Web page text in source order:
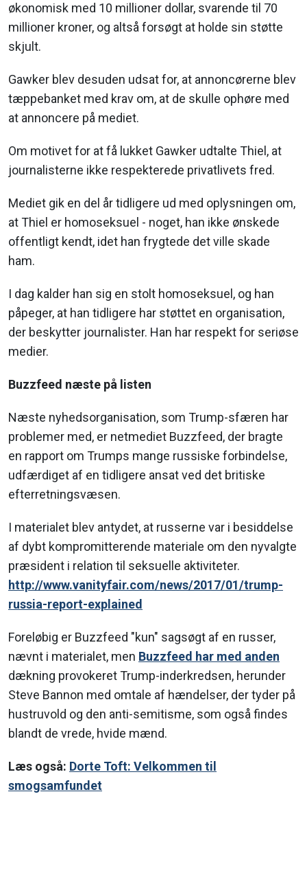
økonomisk med 10 millioner dollar, svarende til 70
millioner kroner, og altså forsøgt at holde sin støtte
skjult.
Gawker blev desuden udsat for, at annoncørerne blev
tæppebanket med krav om, at de skulle ophøre med
at annoncere på mediet.
Om motivet for at få lukket Gawker udtalte Thiel, at
journalisterne ikke respekterede privatlivets fred.
Mediet gik en del år tidligere ud med oplysningen om,
at Thiel er homoseksuel - noget, han ikke ønskede
offentligt kendt, idet han frygtede det ville skade
ham.
I dag kalder han sig en stolt homoseksuel, og han
påpeger, at han tidligere har støttet en organisation,
der beskytter journalister. Han har respekt for seriøse
medier.
Buzzfeed næste på listen
Næste nyhedsorganisation, som Trump-sfæren har
problemer med, er netmediet Buzzfeed, der bragte
en rapport om Trumps mange russiske forbindelse,
udfærdiget af en tidligere ansat ved det britiske
efterretningsvæsen.
I materialet blev antydet, at russerne var i besiddelse
af dybt kompromitterende materiale om den nyvalgte
præsident i relation til seksuelle aktiviteter.
http://www.vanityfair.com/news/2017/01/trump-
russia-report-explained
Foreløbig er Buzzfeed "kun" sagsøgt af en russer,
nævnt i materialet, men Buzzfeed har med anden
dækning provokeret Trump-inderkredsen, herunder
Steve Bannon med omtale af hændelser, der tyder på
hustruvold og den anti-semitisme, som også findes
blandt de vrede, hvide mænd.
Læs også: Dorte Toft: Velkommen til
smogsamfundet